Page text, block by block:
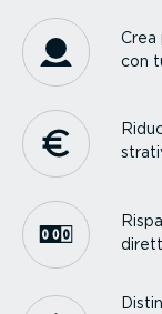
Crea
con